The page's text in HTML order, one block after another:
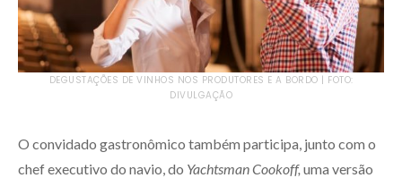
DEGUSTAÇÕES DE VINHOS NOS PRODUTORES E A BORDO | FOTO:
DIVULGAÇÃO
O convidado gastronômico também participa, junto com o
chef executivo do navio, do Yachtsman Cookoff, uma versão